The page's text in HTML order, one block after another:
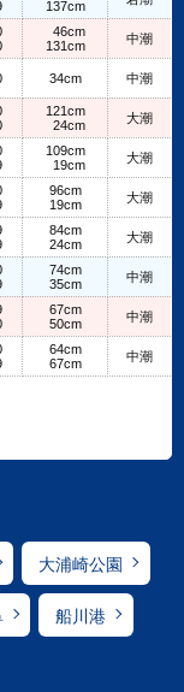
137cm
46cm
131cm
中潮
34cm 中潮
121cm
24cm
大潮
109cm
19cm
大潮
96cm
19cm
大潮
84cm
24cm
大潮
74cm
35cm
中潮
67cm
50cm
中潮
64cm
67cm
中潮
大浦崎公園
船川港